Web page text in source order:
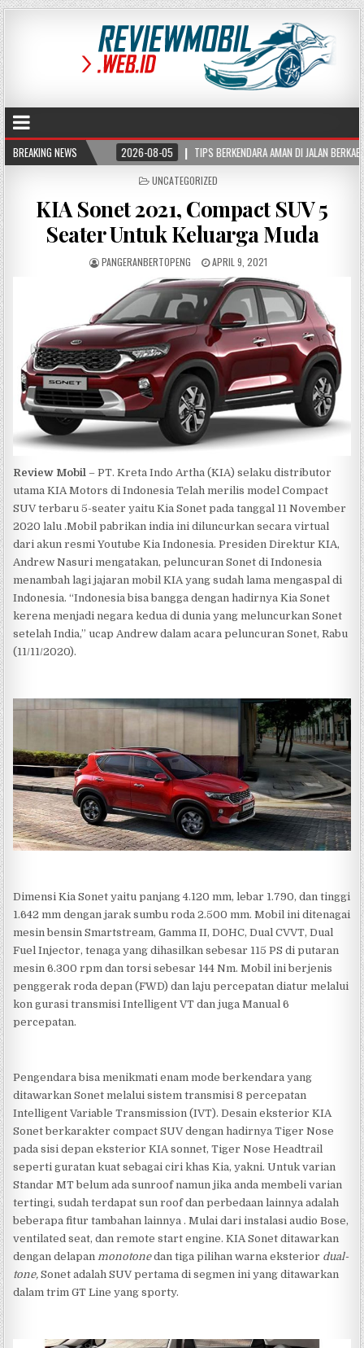
BREAKING NEWS
2026-08-05 TIPS BERKENDARA AMAN DI JALAN BERKABUT, KURANGI RISIKO
POSTED
UNCATEGORIZED
KIA Sonet 2021, Compact SUV 5
Seater Untuk Keluarga Muda
PANGERANBERTOPENG APRIL 9, 2021
Review Mobil – PT. Kreta Indo Artha (KIA) selaku distributor
utama KIA Motors di Indonesia Telah merilis model Compact
SUV terbaru 5-seater yaitu Kia Sonet pada tanggal 11 November
2020 lalu .Mobil pabrikan india ini diluncurkan secara virtual
dari akun resmi Youtube Kia Indonesia. Presiden Direktur KIA,
Andrew Nasuri mengatakan, peluncuran Sonet di Indonesia
menambah lagi jajaran mobil KIA yang sudah lama mengaspal di
Indonesia. “Indonesia bisa bangga dengan hadirnya Kia Sonet
kerena menjadi negara kedua di dunia yang meluncurkan Sonet
setelah India,” ucap Andrew dalam acara peluncuran Sonet, Rabu
(11/11/2020).
Dimensi Kia Sonet yaitu panjang 4.120 mm, lebar 1.790, dan tinggi
1.642 mm dengan jarak sumbu roda 2.500 mm. Mobil ini ditenagai
mesin bensin Smartstream, Gamma II, DOHC, Dual CVVT, Dual
Fuel Injector, tenaga yang dihasilkan sebesar 115 PS di putaran
mesin 6.300 rpm dan torsi sebesar 144 Nm. Mobil ini berjenis
penggerak roda depan (FWD) dan laju percepatan diatur melalui
kon gurasi transmisi Intelligent VT dan juga Manual 6
percepatan.
Pengendara bisa menikmati enam mode berkendara yang
ditawarkan Sonet melalui sistem transmisi 8 percepatan
Intelligent Variable Transmission (IVT). Desain eksterior KIA
Sonet berkarakter compact SUV dengan hadirnya Tiger Nose
pada sisi depan eksterior KIA sonnet, Tiger Nose Headtrail
seperti guratan kuat sebagai ciri khas Kia, yakni. Untuk varian
Standar MT belum ada sunroof namun jika anda membeli varian
tertingi, sudah terdapat sun roof dan perbedaan lainnya adalah
beberapa fitur tambahan lainnya . Mulai dari instalasi audio Bose,
ventilated seat, dan remote start engine. KIA Sonet ditawarkan
dengan delapanmonotonedan tiga pilihan warna eksterior dual-
tone,Sonet adalah SUV pertama di segmen ini yang ditawarkan
dalam trim GT Line yang sporty.